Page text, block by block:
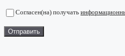
Согласен(на) получать